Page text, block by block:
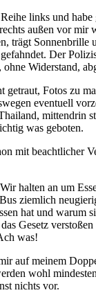
links und habe
außen vor mir
trägt Sonnenbrille
Der
Widerstand,
getraut, Fotos zu
eventuell
mittendrin
was geboten.
mit beachtlicher
halten an um
ziemlich
hat und warum
Gesetz
was!
auf meinem
wohl
nichts vor.